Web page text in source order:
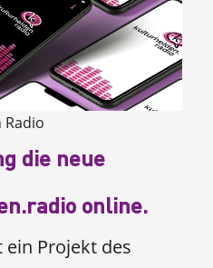
die neue
online.
ein Projekt des